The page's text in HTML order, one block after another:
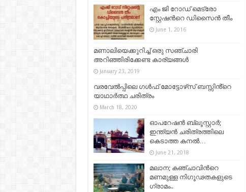
എം ജി റോഡ്‌ മെട്രോ
സ്റ്റേഷന്‍റെ ഡിസൈന്‍ തീം
June 1, 2016
മണാലിയെക്കുറിച്ച്‌ ഒരു സഞ്ചാരി
അറിഞ്ഞിരിക്കേണ്ട കാര്യങ്ങള്‍
January 23, 2019
വരവേൽപ്പിലെ ഗൾഫ് മോട്ടോഴ്‌സ് ബസ്സിൻ്റെ
യാഥാർത്ഥ ചരിത്രം
March 18, 2020
ഓപറേഷൻ ബ്ലൂസ്റ്റാർ;
ഇന്ത്യൻ ചരിത്രത്തിലെ
കെടാത്ത കനൽ…
June 21, 2018
മലാന; കഞ്ചാവിന്‍റെ
മണമുള്ള നിഗൂഢതകളുടെ
ഗ്രാമം..